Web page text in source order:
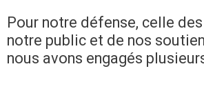
Pour notre défense, celle
notre public et de nos
nous avons engagés